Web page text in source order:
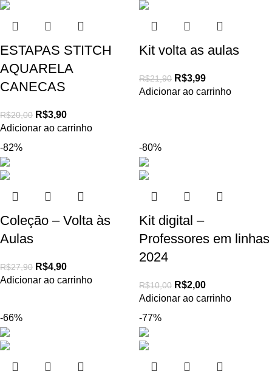
ESTAPAS STITCH
AQUARELA
CANECAS
R$20,00 R$3,90
Adicionar ao carrinho
Kit volta as aulas
R$21,90 R$3,99
Adicionar ao carrinho
-82%
Coleção – Volta às
Aulas
R$27,90 R$4,90
Adicionar ao carrinho
-80%
Kit digital –
Professores em linhas
2024
R$10,00 R$2,00
Adicionar ao carrinho
-66%
-77%